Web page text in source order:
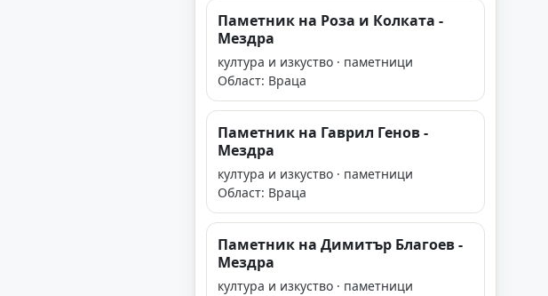
Паметник на Роза и Колката -
Мездра
култура и изкуство · паметници
Област: Враца
Паметник на Гаврил Генов -
Мездра
култура и изкуство · паметници
Област: Враца
Паметник на Димитър Благоев -
Мездра
култура и изкуство · паметници